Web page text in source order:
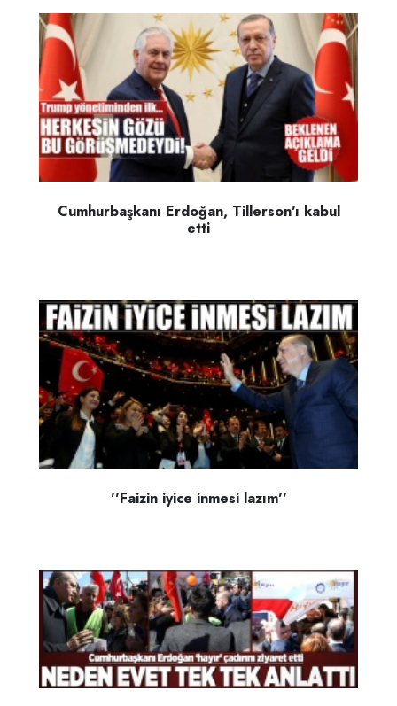
Cumhurbaşkanı Erdoğan, Tillerson'ı kabul
etti
''Faizin iyice inmesi lazım''